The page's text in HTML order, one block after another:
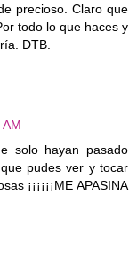
precioso. Claro que
todo lo que haces y
DTB.
solo hayan pasado
pudes ver y tocar
¡¡¡¡¡¡ME APASINA